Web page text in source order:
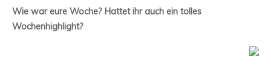
Wie war eure Woche? Hattet ihr auch ein tolles
Wochenhighlight?